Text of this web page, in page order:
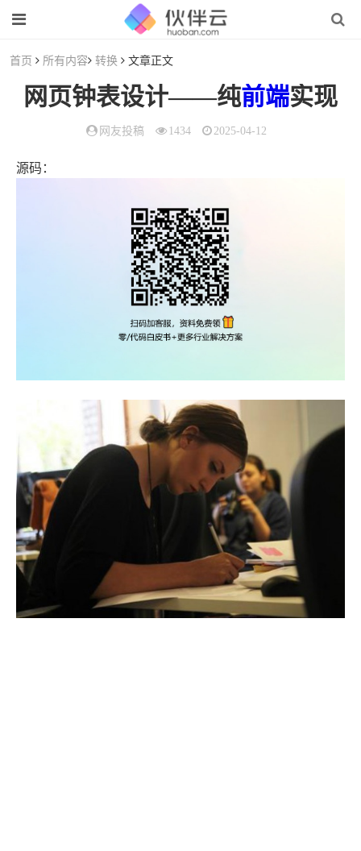
首页 所有内容 转换 文章正文
网页钟表设计——纯前端实现
网友投稿 1434 2025-04-12
源码：